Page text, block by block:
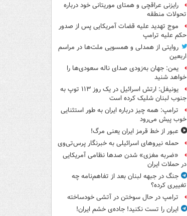
رایزنی عراقچی و همتای موریتانی خود درباره
تحولات منطقه
موج تهدید علیه قضات آمریکایی پس از صدور
حکم علیه ترامپ
روایتی از همدلی و همسویی ملت‌ها در مراسم
اربعین
یمن: جهان به‌زودی صدای ناله سعودی‌ها را
خواهد شنید
یونیفل: ارتش اسرائیل در یک روز ۱۱۳ توپ به
جنوب لبنان شلیک کرده است
ترامپ: همه چیز درباره ایران به طور استثنایی
خوب پیش می‌رود
عبور از خط قرمز ایران یعنی مرگ!
حمله نیروهای اسرائیلی به خبرنگار پرس‌تی‌وی
«ضربه مغزی» شدن صدها نظامی آمریکایی
در حملات ایران
جنگ در جبهه لبنان بعد از تفاهم‌نامه چه
تغییری کرده؟
ترامپ در حال سوختن در آتشی خودساخته
ایران را تست نکنید! جاده‌ی خشم ایران!